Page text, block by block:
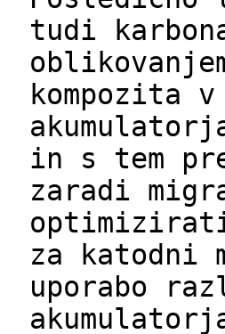
tudi
kompozita
in s tem
zaradi
optimizirati
za
uporabo